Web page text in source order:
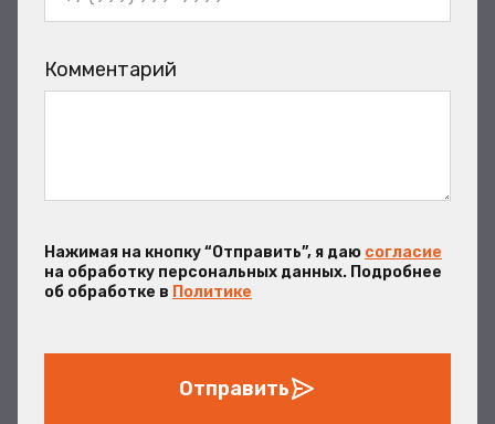
Комментарий
Нажимая на кнопку “Отправить”, я даю согласие
на обработку персональных данных. Подробнее
об обработке в Политике
Отправить